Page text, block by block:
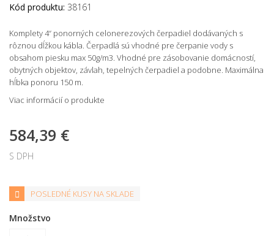
Kód produktu: 38161
Komplety 4“ ponorných celonerezových čerpadiel dodávaných s
rôznou dĺžkou kábla. Čerpadlá sú vhodné pre čerpanie vody s
obsahom piesku max 50g/m3. Vhodné pre zásobovanie domácností,
obytných objektov, závlah, tepelných čerpadiel a podobne. Maximálna
hĺbka ponoru 150 m.
Viac informácií o produkte
584,39 €
S DPH
POSLEDNÉ KUSY NA SKLADE
Množstvo